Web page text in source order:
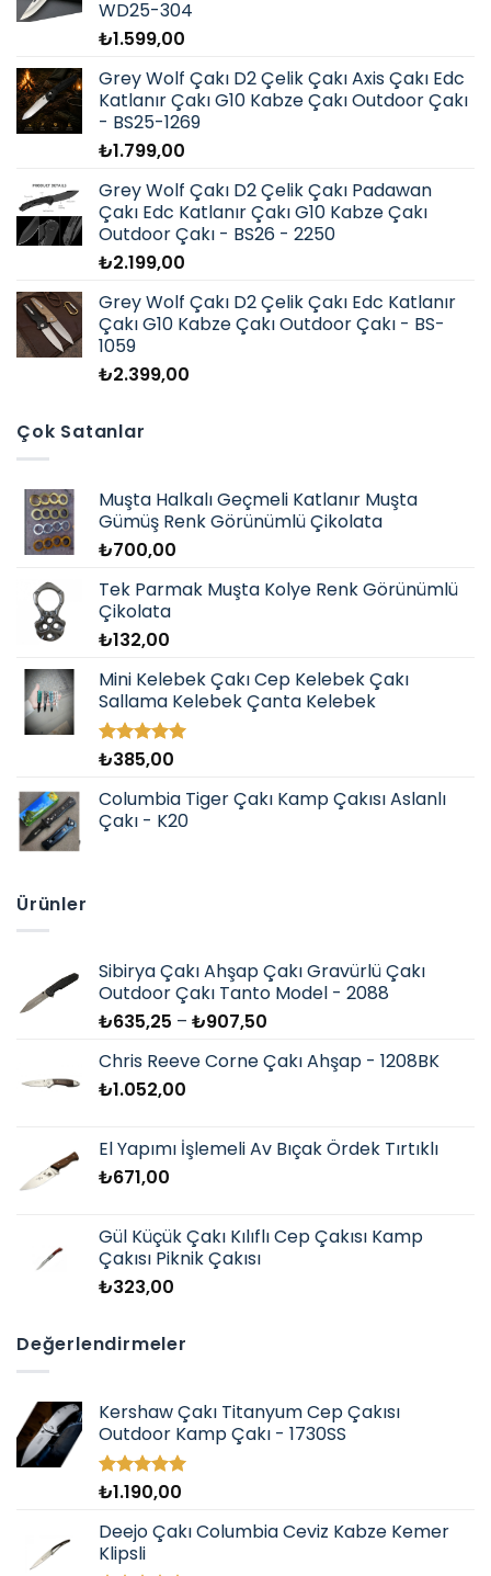
WD25-304
₺1.599,00
Grey Wolf Çakı D2 Çelik Çakı Axis Çakı Edc
Katlanır Çakı G10 Kabze Çakı Outdoor Çakı
- BS25-1269
₺1.799,00
Grey Wolf Çakı D2 Çelik Çakı Padawan
Çakı Edc Katlanır Çakı G10 Kabze Çakı
Outdoor Çakı - BS26 - 2250
₺2.199,00
Grey Wolf Çakı D2 Çelik Çakı Edc Katlanır
Çakı G10 Kabze Çakı Outdoor Çakı - BS-
1059
₺2.399,00
Çok Satanlar
Muşta Halkalı Geçmeli Katlanır Muşta
Gümüş Renk Görünümlü Çikolata
₺700,00
Tek Parmak Muşta Kolye Renk Görünümlü
Çikolata
₺132,00
Mini Kelebek Çakı Cep Kelebek Çakı
Sallama Kelebek Çanta Kelebek
5 üzerinden
aldı
₺385,00
Columbia Tiger Çakı Kamp Çakısı Aslanlı
Çakı - K20
Ürünler
Sibirya Çakı Ahşap Çakı Gravürlü Çakı
Outdoor Çakı Tanto Model - 2088
₺635,25 – ₺907,50
₺635,25
Chris Reeve Corne Çakı Ahşap - 1208BK
₺1.052,00
El Yapımı İşlemeli Av Bıçak Ördek Tırtıklı
₺671,00
Gül Küçük Çakı Kılıflı Cep Çakısı Kamp
Çakısı Piknik Çakısı
₺323,00
Değerlendirmeler
Kershaw Çakı Titanyum Cep Çakısı
Outdoor Kamp Çakı - 1730SS
5 üzerinden
aldı
₺1.190,00
Deejo Çakı Columbia Ceviz Kabze Kemer
Klipsli